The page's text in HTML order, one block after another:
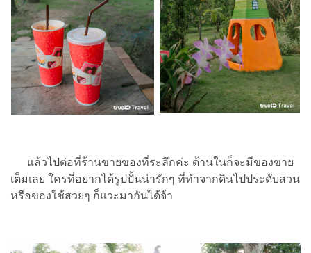
แล้วไปต่อที่ร้านขายของที่ระลึกค่ะ ด้านในก็จะมีของขาย
เต็มเลย ใครที่อยากได้รูปปั้นน่ารักๆ ที่ทำจากดินไปประดับสวน
หรือของใช้สวยๆ ก็แวะมากันได้จ้า